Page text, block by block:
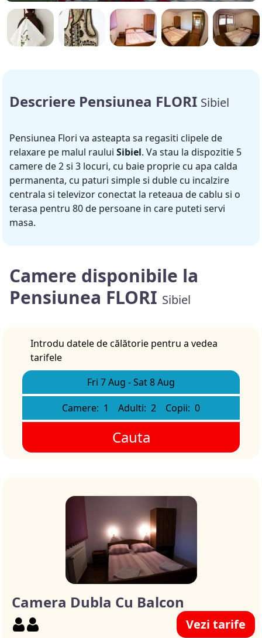
Descriere Pensiunea FLORI Sibiel
Pensiunea Flori va asteapta sa regasiti clipele de
relaxare pe malul raului Sibiel. Va stau la dispozitie 5
camere de 2 si 3 locuri, cu baie proprie cu apa calda
permanenta, cu paturi simple si duble cu incalzire
centrala si televizor conectat la reteaua de cablu si o
terasa pentru 80 de persoane in care puteti servi
masa.
Camere disponibile la
Pensiunea FLORI Sibiel
Introdu datele de călătorie pentru a vedea
tarifele
Fri 7 Aug -Sat 8 Aug
Camere: 1 Adulti: 2 Copii: 0
Cauta
Camera Dubla Cu Balcon
Vezi tarife